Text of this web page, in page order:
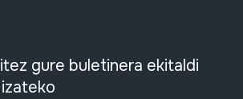
gure buletinera ekitaldi